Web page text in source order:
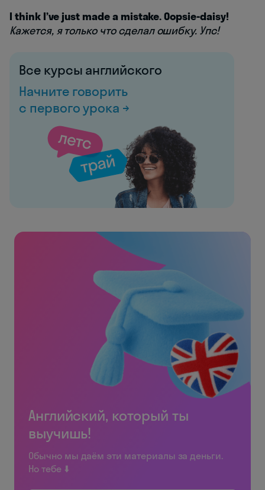
I think I’ve just made a mistake. Oopsie-daisy!
Кажется, я только что сделал ошибку. Упс!
Все курсы английского
Начните говорить
с первого урока →
Английский, который ты
выучишь!
Обычно мы даём эти материалы за деньги.
Но тебе ⬇️